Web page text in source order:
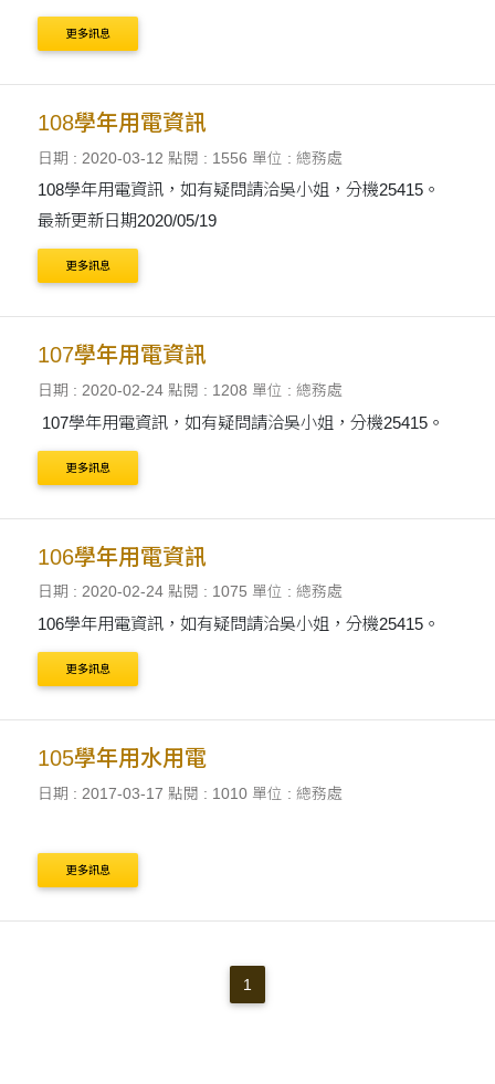
更多訊息
108學年用電資訊
日期 : 2020-03-12 點閱 : 1556 單位 : 總務處
108學年用電資訊，如有疑問請洽吳小姐，分機25415。
最新更新日期2020/05/19
更多訊息
107學年用電資訊
日期 : 2020-02-24 點閱 : 1208 單位 : 總務處
107學年用電資訊，如有疑問請洽吳小姐，分機25415。
更多訊息
106學年用電資訊
日期 : 2020-02-24 點閱 : 1075 單位 : 總務處
106學年用電資訊，如有疑問請洽吳小姐，分機25415。
更多訊息
105學年用水用電
日期 : 2017-03-17 點閱 : 1010 單位 : 總務處
更多訊息
1